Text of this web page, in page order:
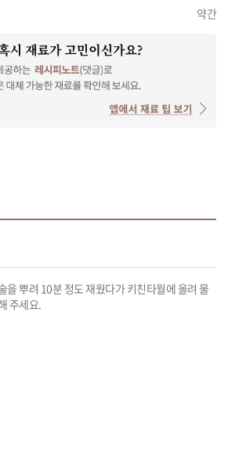
약간
을 뿌려 10분 정도 재웠다가 키친타월에 올려 물
주세요.